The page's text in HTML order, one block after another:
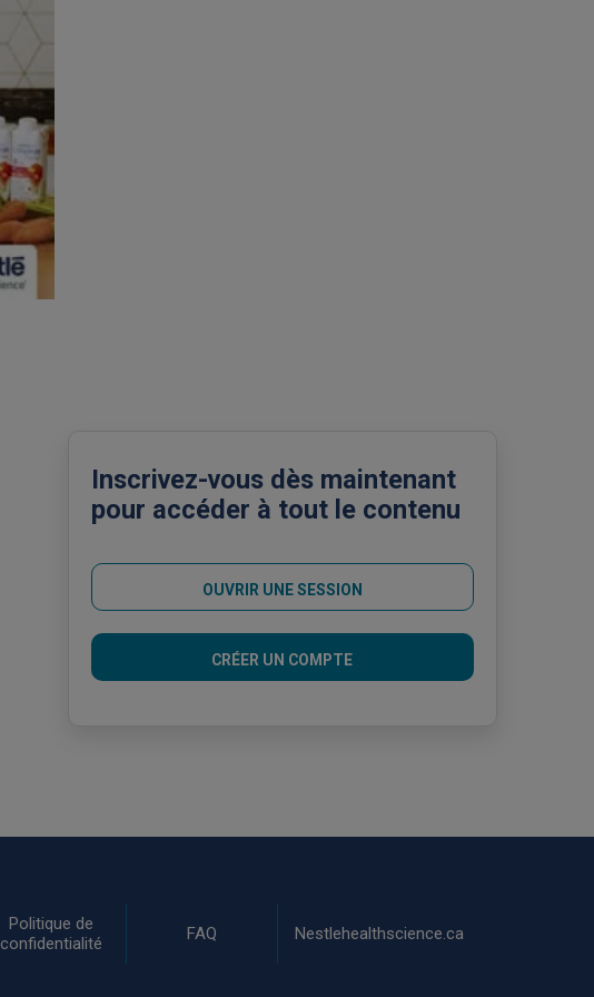
Inscrivez-vous dès maintenant
pour accéder à tout le contenu
OUVRIR UNE SESSION
CRÉER UN COMPTE
Politique de
confidentialité
FAQ Nestlehealthscience.ca